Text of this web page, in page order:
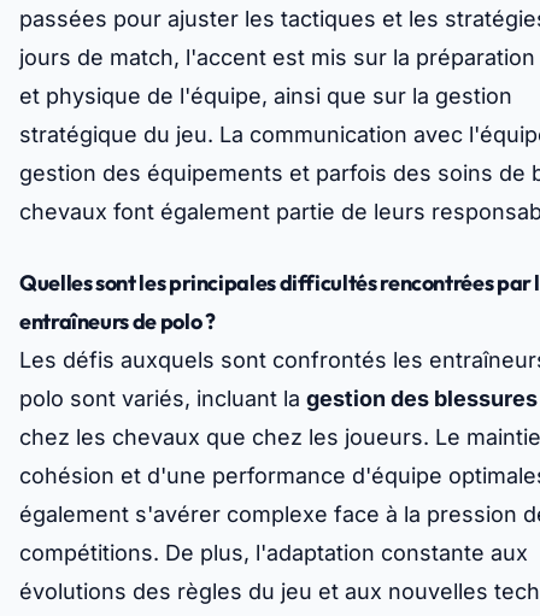
passées pour ajuster les tactiques et les
jours de match, l'accent est mis sur la
et physique de l'équipe, ainsi que sur la gestion
stratégique du jeu. La communication avec
gestion des équipements et parfois des soins de
chevaux font également partie de leurs
Quelles sont les principales difficultés rencontrées par
entraîneurs de polo ?
Les défis auxquels sont confrontés les
polo sont variés, incluant la gestion des blessures
chez les chevaux que chez les joueurs. Le
cohésion et d'une performance d'équipe
également s'avérer complexe face à la pression
compétitions. De plus, l'adaptation constante aux
évolutions des règles du jeu et aux nouvelles